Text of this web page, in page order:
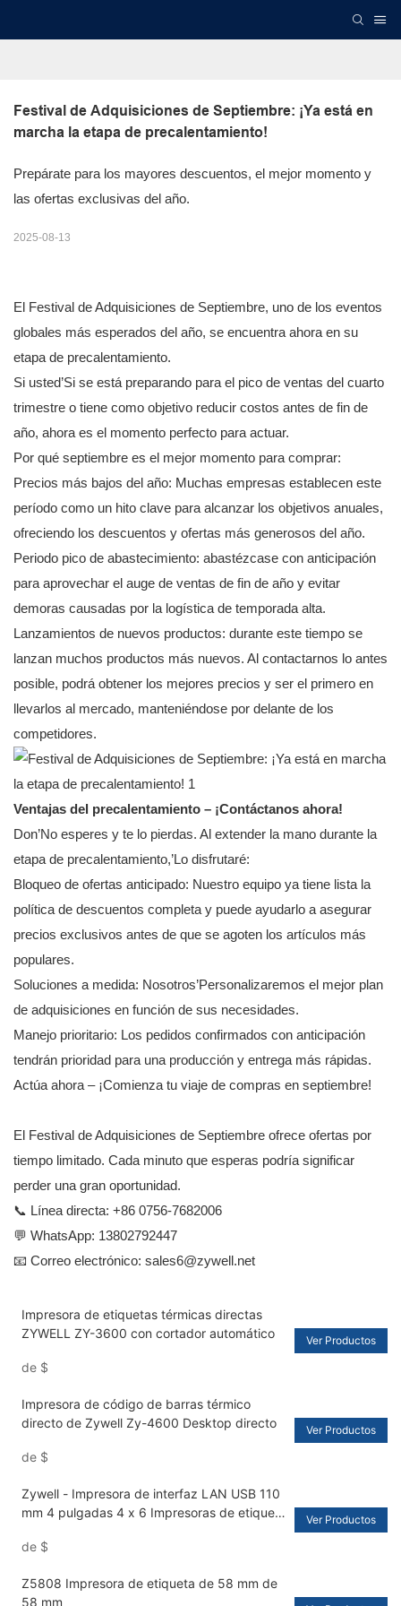
Festival de Adquisiciones de Septiembre: ¡Ya está en
marcha la etapa de precalentamiento!
Prepárate para los mayores descuentos, el mejor momento y
las ofertas exclusivas del año.
2025-08-13
El Festival de Adquisiciones de Septiembre, uno de los eventos
globales más esperados del año, se encuentra ahora en su
etapa de precalentamiento.
Si usted’Si se está preparando para el pico de ventas del cuarto
trimestre o tiene como objetivo reducir costos antes de fin de
año, ahora es el momento perfecto para actuar.
Por qué septiembre es el mejor momento para comprar:
Precios más bajos del año: Muchas empresas establecen este
período como un hito clave para alcanzar los objetivos anuales,
ofreciendo los descuentos y ofertas más generosos del año.
Periodo pico de abastecimiento: abastézcase con anticipación
para aprovechar el auge de ventas de fin de año y evitar
demoras causadas por la logística de temporada alta.
Lanzamientos de nuevos productos: durante este tiempo se
lanzan muchos productos más nuevos. Al contactarnos lo antes
posible, podrá obtener los mejores precios y ser el primero en
llevarlos al mercado, manteniéndose por delante de los
competidores.
Ventajas del precalentamiento – ¡Contáctanos ahora!
Don’No esperes y te lo pierdas. Al extender la mano durante la
etapa de precalentamiento,’Lo disfrutaré:
Bloqueo de ofertas anticipado: Nuestro equipo ya tiene lista la
política de descuentos completa y puede ayudarlo a asegurar
precios exclusivos antes de que se agoten los artículos más
populares.
Soluciones a medida: Nosotros’Personalizaremos el mejor plan
de adquisiciones en función de sus necesidades.
Manejo prioritario: Los pedidos confirmados con anticipación
tendrán prioridad para una producción y entrega más rápidas.
Actúa ahora – ¡Comienza tu viaje de compras en septiembre!
El Festival de Adquisiciones de Septiembre ofrece ofertas por
tiempo limitado. Cada minuto que esperas podría significar
perder una gran oportunidad.
📞 Línea directa: +86 0756-7682006
💬 WhatsApp: 13802792447
📧 Correo electrónico: sales6@zywell.net
Impresora de etiquetas térmicas directas
ZYWELL ZY-3600 con cortador automático
de $
Ver Productos
Impresora de código de barras térmico
directo de Zywell Zy-4600 Desktop directo
de $
Ver Productos
Zywell - Impresora de interfaz LAN USB 110
mm 4 pulgadas 4 x 6 Impresoras de etiqueta
barras inteligente USB+LAN
de $
Ver Productos
Z5808 Impresora de etiqueta de 58 mm de
58 mm